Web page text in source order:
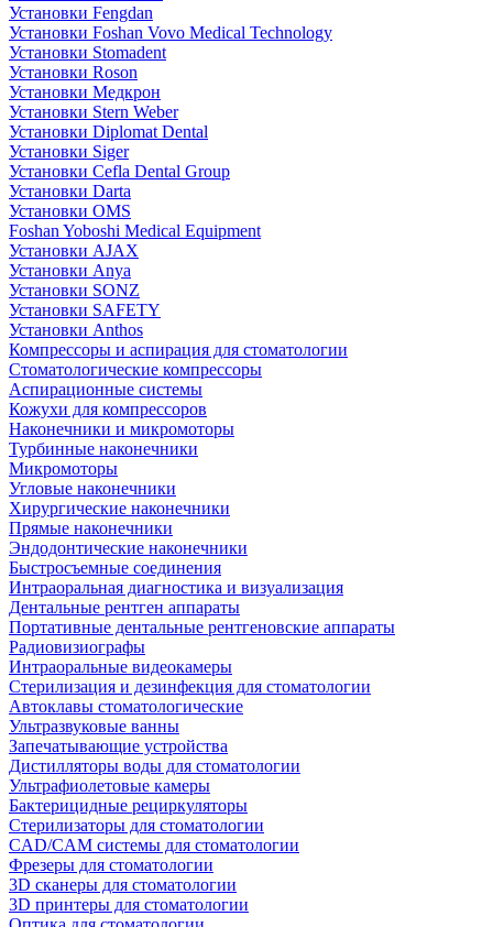
Установки Fengdan
Установки Foshan Vovo Medical Technology
Установки Stomadent
Установки Roson
Установки Медкрон
Установки Stern Weber
Установки Diplomat Dental
Установки Siger
Установки Cefla Dental Group
Установки Darta
Установки OMS
Foshan Yoboshi Medical Equipment
Установки AJAX
Установки Anya
Установки SONZ
Установки SAFETY
Установки Anthos
Компрессоры и аспирация для стоматологии
Стоматологические компрессоры
Аспирационные системы
Кожухи для компрессоров
Наконечники и микромоторы
Турбинные наконечники
Микромоторы
Угловые наконечники
Хирургические наконечники
Прямые наконечники
Эндодонтические наконечники
Быстросъемные соединения
Интраоральная диагностика и визуализация
Дентальные рентген аппараты
Портативные дентальные рентгеновские аппараты
Радиовизиографы
Интраоральные видеокамеры
Стерилизация и дезинфекция для стоматологии
Автоклавы стоматологические
Ультразвуковые ванны
Запечатывающие устройства
Дистилляторы воды для стоматологии
Ультрафиолетовые камеры
Бактерицидные рециркуляторы
Стерилизаторы для стоматологии
CAD/CAM системы для стоматологии
Фрезеры для стоматологии
3D cканеры для стоматологии
3D принтеры для стоматологии